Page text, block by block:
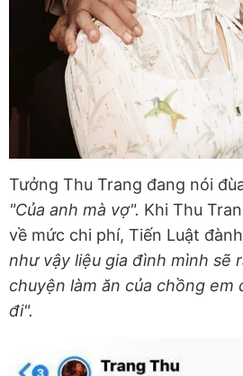
Tưởng Thu Trang đang nói
"Của anh mà vợ". Khi Thu
về mức chi phí, Tiến Luật
như vậy liệu gia đình mình sẽ
chuyện làm ăn của chồng em
đi".